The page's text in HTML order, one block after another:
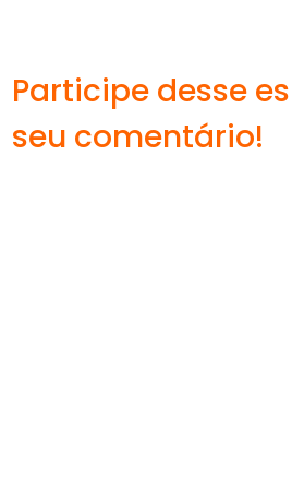
Participe desse
seu comentário!